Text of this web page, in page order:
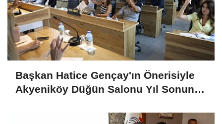
Başkan Hatice Gençay'ın Önerisiyle
Akyeniköy Düğün Salonu Yıl Sonuna